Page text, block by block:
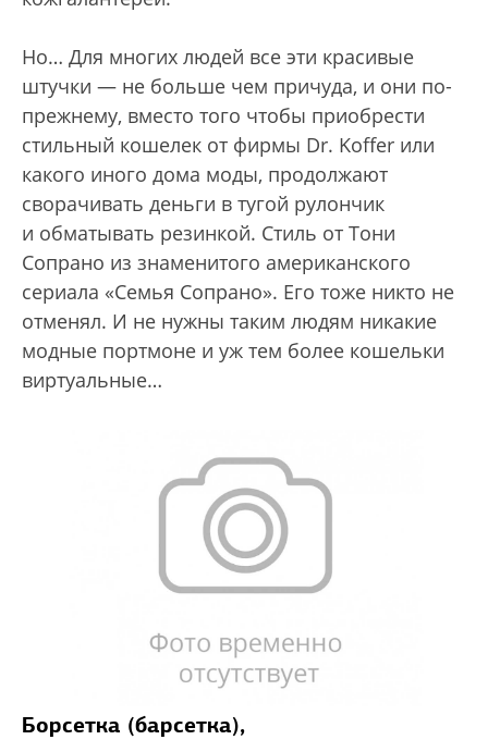
Но… Для многих людей все эти красивые
штучки — не больше чем причуда, и они по-
прежнему, вместо того чтобы приобрести
стильный кошелек от фирмы Dr. Koffer или
какого иного дома моды, продолжают
сворачивать деньги в тугой рулончик
и обматывать резинкой. Стиль от Тони
Сопрано из знаменитого американского
сериала «Семья Сопрано». Его тоже никто не
отменял. И не нужны таким людям никакие
модные портмоне и уж тем более кошельки
виртуальные…
Борсетка (барсетка),